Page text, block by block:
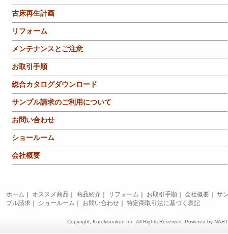
古床再生計画
リフォーム
メンテナンスとご注意
お取引手順
総合カタログダウンロード
サンプル請求のご利用について
お問い合わせ
ショールーム
会社概要
ホーム オススメ商品 商品紹介｜ リフォーム お取引手順｜ 会社概要｜
サ
プル請求｜ ショールーム お問い合わせ｜ 特定商取引法に基づく表記
Copyright, Kurokisouken Inc. All Rights Reserved. Powered by